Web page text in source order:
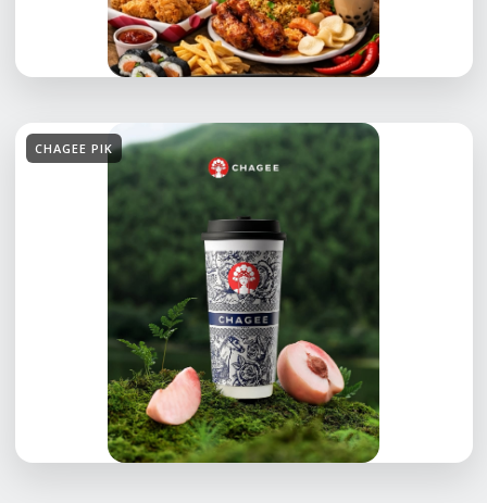
CHAGEE PIK